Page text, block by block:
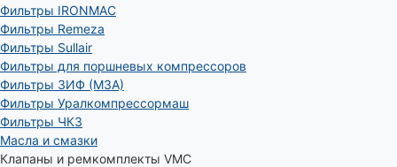
Фильтры IRONMAC
Фильтры Remeza
Фильтры Sullair
Фильтры для поршневых компрессоров
Фильтры ЗИФ (МЗА)
Фильтры Уралкомпрессормаш
Фильтры ЧКЗ
Масла и смазки
Клапаны и ремкомплекты VMC